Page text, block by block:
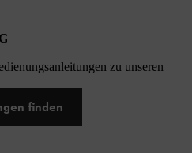
zu unseren
finden